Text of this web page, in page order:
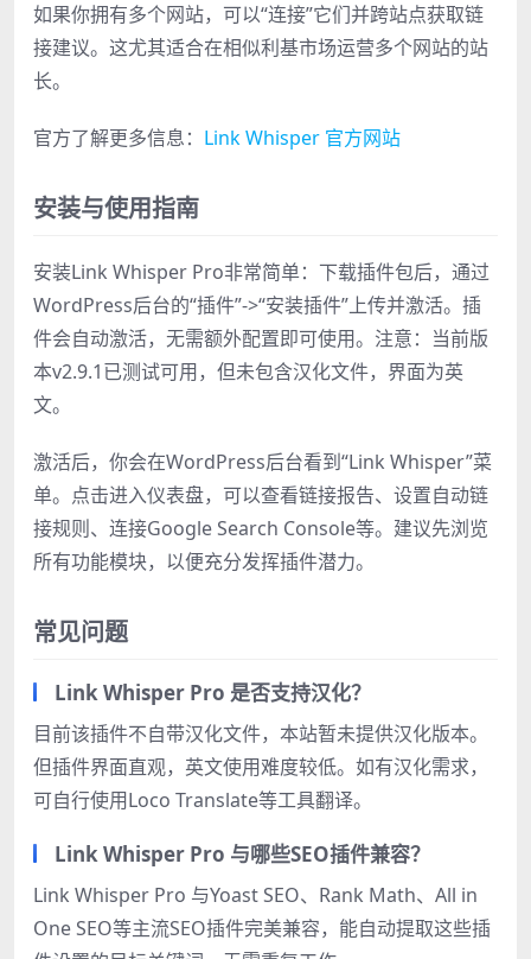
如果你拥有多个网站，可以“连接”它们并跨站点获取链
接建议。这尤其适合在相似利基市场运营多个网站的站
长。
官方了解更多信息： Link Whisper 官方网站
安装与使用指南
安装Link Whisper Pro非常简单：下载插件包后，通过
WordPress后台的“插件”->“安装插件”上传并激活。插
件会自动激活，无需额外配置即可使用。注意：当前版
本v2.9.1已测试可用，但未包含汉化文件，界面为英
文。
激活后，你会在WordPress后台看到“Link Whisper”菜
单。点击进入仪表盘，可以查看链接报告、设置自动链
接规则、连接Google Search Console等。建议先浏览
所有功能模块，以便充分发挥插件潜力。
常见问题
Link Whisper Pro 是否支持汉化？
目前该插件不自带汉化文件，本站暂未提供汉化版本。
但插件界面直观，英文使用难度较低。如有汉化需求，
可自行使用Loco Translate等工具翻译。
Link Whisper Pro 与哪些SEO插件兼容？
Link Whisper Pro 与Yoast SEO、Rank Math、All in
One SEO等主流SEO插件完美兼容，能自动提取这些插